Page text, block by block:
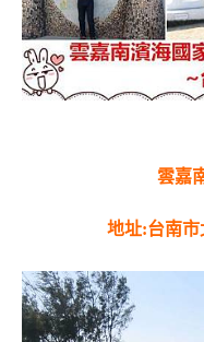
雲嘉
地址:台南市